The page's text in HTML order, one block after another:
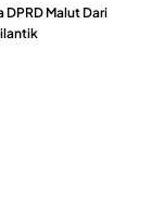
DPRD Malut Dari